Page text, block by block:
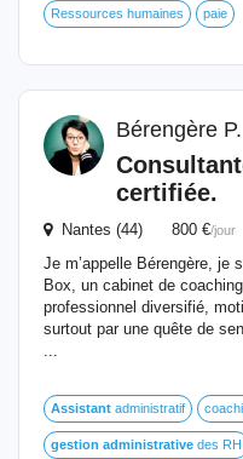
Ressources humaines paie
Bérengère P.
certifiée.
Nantes (44) 800 €/jour
Je m’appelle Bérengère, je
Box, un cabinet de
professionnel diversifié,
surtout par une quête de
...
Assistant administratif
gestion administrative des RH